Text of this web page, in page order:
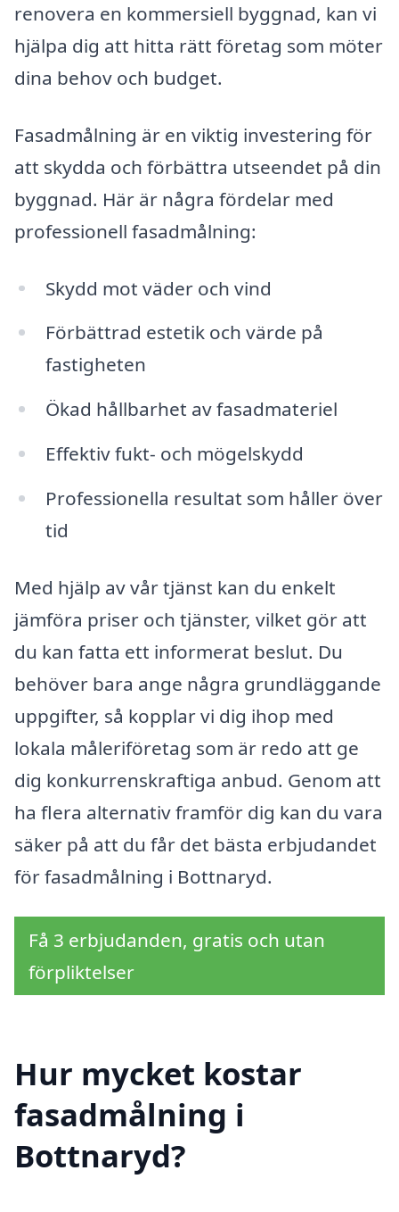
renovera en kommersiell byggnad, kan vi
hjälpa dig att hitta rätt företag som möter
dina behov och budget.
Fasadmålning är en viktig investering för
att skydda och förbättra utseendet på din
byggnad. Här är några fördelar med
professionell fasadmålning:
Skydd mot väder och vind
Förbättrad estetik och värde på
fastigheten
Ökad hållbarhet av fasadmateriel
Effektiv fukt- och mögelskydd
Professionella resultat som håller över
tid
Med hjälp av vår tjänst kan du enkelt
jämföra priser och tjänster, vilket gör att
du kan fatta ett informerat beslut. Du
behöver bara ange några grundläggande
uppgifter, så kopplar vi dig ihop med
lokala måleriföretag som är redo att ge
dig konkurrenskraftiga anbud. Genom att
ha flera alternativ framför dig kan du vara
säker på att du får det bästa erbjudandet
för fasadmålning i Bottnaryd.
Få 3 erbjudanden, gratis och utan
förpliktelser
Hur mycket kostar
fasadmålning i
Bottnaryd?